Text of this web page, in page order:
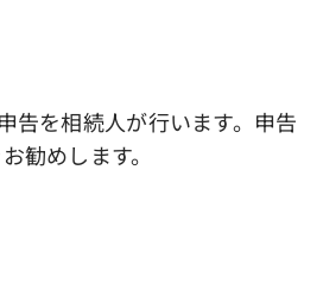
告を相続人が行います。申告
勧めします。